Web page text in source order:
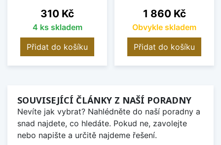
Cena
310 Kč
4 ks skladem
Přidat do košíku
Cena
1 860 Kč
Obvykle skladem
Přidat do košíku
SOUVISEJÍCÍ ČLÁNKY Z NAŠÍ PORADNY
Nevíte jak vybrat? Nahlédněte do naší poradny a
snad najdete, co hledáte. Pokud ne, zavolejte
nebo napište a určitě najdeme řešení.